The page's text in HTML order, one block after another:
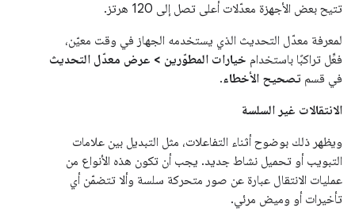
تتيح بعض الأجهزة معدّلات أعلى تصل إلى 120 هرتز.
لمعرفة معدّل التحديث الذي يستخدمه الجهاز في وقت معيّن،
فعِّل تراكبًا باستخدام خيارات المطوّرين > عرض معدّل التحديث
في قسم تصحيح الأخطاء.
الانتقالات غير السلسة
ويظهر ذلك بوضوح أثناء التفاعلات، مثل التبديل بين علامات
التبويب أو تحميل نشاط جديد. يجب أن تكون هذه الأنواع من
عمليات الانتقال عبارة عن صور متحركة سلسة وألا تتضمّن أي
تأخيرات أو وميض مرئي.